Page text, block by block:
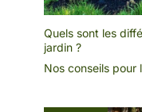
Quels sont les
jardin ?
Nos conseils pour